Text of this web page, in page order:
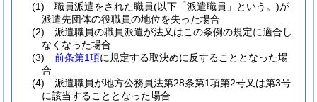
(1)
職員派遣をされた職員(以下「派遣職員」という。)が
派遣先団体の役職員の地位を失った場合
(2)
派遣職員の職員派遣が法又はこの条例の規定に適合し
なくなった場合
(3)
前条第1項に規定する取決めに反することとなった場
合
(4)
派遣職員が地方公務員法第28条第1項第2号又は第3号
に該当することとなった場合